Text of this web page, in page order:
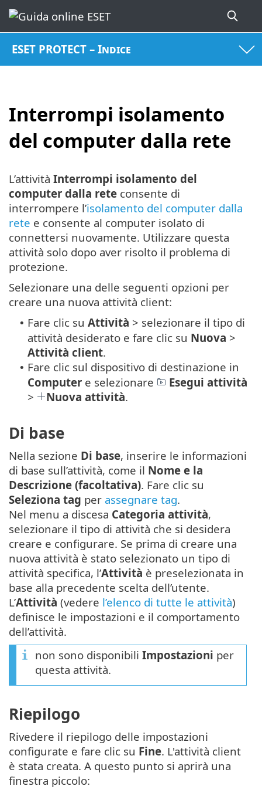
ESET PROTECT – Indice
Interrompi isolamento
del computer dalla rete
L’attività Interrompi isolamento del
computer dalla rete consente di
interrompere l’isolamento del computer dalla
rete e consente al computer isolato di
connettersi nuovamente. Utilizzare questa
attività solo dopo aver risolto il problema di
protezione.
Selezionare una delle seguenti opzioni per
creare una nuova attività client:
• Fare clic su Attività > selezionare il tipo di
attività desiderato e fare clic su Nuova >
Attività client.
• Fare clic sul dispositivo di destinazione in
Computer e selezionare
Esegui attività
>
Nuova attività.
Di base
Nella sezione Di base, inserire le informazioni
di base sull’attività, come il Nome e la
Descrizione (facoltativa). Fare clic su
Seleziona tag per assegnare tag.
Nel menu a discesa Categoria attività,
selezionare il tipo di attività che si desidera
creare e configurare. Se prima di creare una
nuova attività è stato selezionato un tipo di
attività specifica, l’Attività è preselezionata in
base alla precedente scelta dell’utente.
L’Attività (vedere l’elenco di tutte le attività)
definisce le impostazioni e il comportamento
dell’attività.
non sono disponibili Impostazioni per
questa attività.
Riepilogo
Rivedere il riepilogo delle impostazioni
configurate e fare clic su Fine. L'attività client
è stata creata. A questo punto si aprirà una
finestra piccolo: